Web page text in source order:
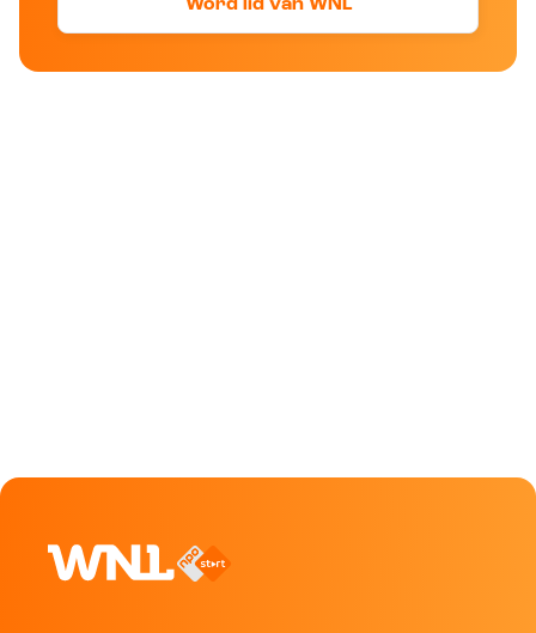
Word lid van WNL